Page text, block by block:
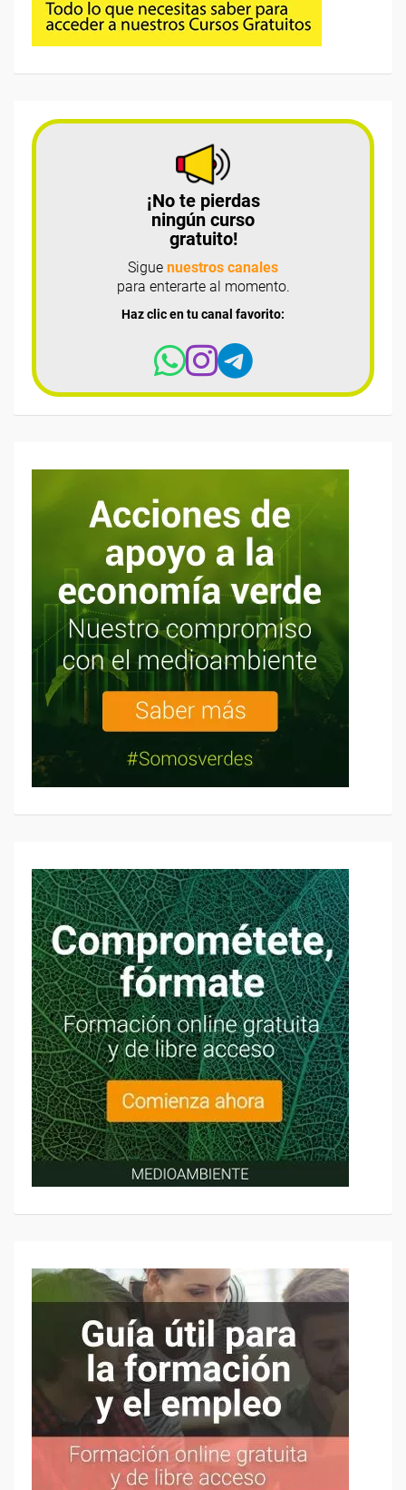
¡No te pierdas
ningún curso
gratuito!
Sigue nuestros canales
para enterarte al momento.
Haz clic en tu canal favorito: